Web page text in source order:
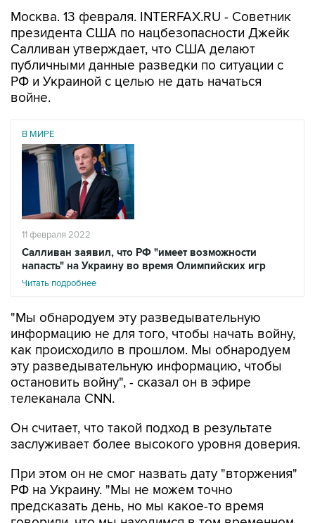
Москва. 13 февраля. INTERFAX.RU - Советник
президента США по нацбезопасности Джейк
Салливан утверждает, что США делают
публичными данные разведки по ситуации с
РФ и Украиной с целью не дать начаться
войне.
В МИРЕ
11 февраля 2022
Салливан заявил, что РФ "имеет возможности
напасть" на Украину во время Олимпийских игр
Читать подробнее
"Мы обнародуем эту разведывательную
информацию не для того, чтобы начать войну,
как происходило в прошлом. Мы обнародуем
эту разведывательную информацию, чтобы
остановить войну", - сказал он в эфире
телеканала CNN.
Он считает, что такой подход в результате
заслуживает более высокого уровня доверия.
При этом он не смог назвать дату "вторжения"
РФ на Украину. "Мы не можем точно
предсказать день, но мы какое-то время